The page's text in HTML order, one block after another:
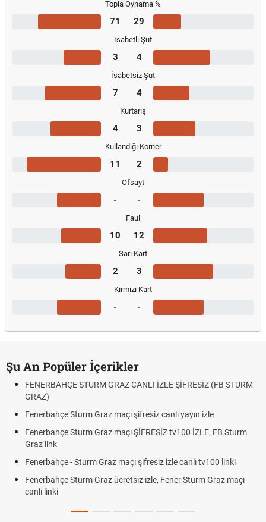
Topla Oynama %
71 29
İsabetli Şut
3 4
İsabetsiz Şut
7 4
Kurtarış
4 3
Kullandığı Korner
11 2
Ofsayt
- -
Faul
10 12
Sarı Kart
2 3
Kırmızı Kart
- -
Şu An Popüler İçerikler
FENERBAHÇE STURM GRAZ CANLI İZLE ŞİFRESİZ (FB STURM
GRAZ)
Fenerbahçe Sturm Graz maçı şifresiz canlı yayın izle
Fenerbahçe Sturm Graz maçı ŞİFRESİZ tv100 İZLE, FB Sturm
Graz link
Fenerbahçe - Sturm Graz maçı şifresiz izle canlı tv100 linki
Fenerbahçe Sturm Graz ücretsiz izle, Fener Sturm Graz maçı
canlı linki